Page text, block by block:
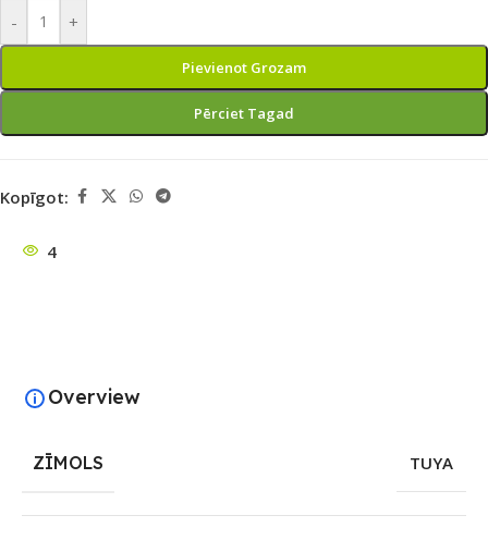
- +
Pievienot Grozam
Pērciet Tagad
Kopīgot:
4
Overview
ZĪMOLS TUYA